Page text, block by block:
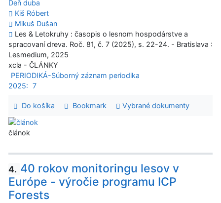
Deň duba
Kiš Róbert
Mikuš Dušan
Les & Letokruhy : časopis o lesnom hospodárstve a
spracovaní dreva. Roč. 81, č. 7 (2025), s. 22-24. - Bratislava :
Lesmedium, 2025
xcla - ČLÁNKY
PERIODIKÁ-Súborný záznam periodika
2025: 7
Do košíka Bookmark Vybrané dokumenty
článok
4. 40 rokov monitoringu lesov v
Európe - výročie programu ICP
Forests